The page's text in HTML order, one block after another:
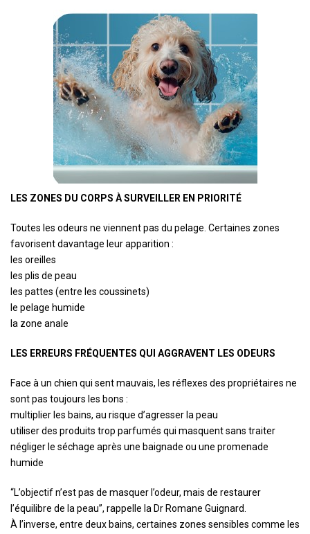
LES ZONES DU CORPS À SURVEILLER EN PRIORITÉ
Toutes les odeurs ne viennent pas du pelage. Certaines zones
favorisent davantage leur apparition :
les oreilles
les plis de peau
les pattes (entre les coussinets)
le pelage humide
la zone anale
LES ERREURS FRÉQUENTES QUI AGGRAVENT LES ODEURS
Face à un chien qui sent mauvais, les réflexes des propriétaires ne
sont pas toujours les bons :
multiplier les bains, au risque d’agresser la peau
utiliser des produits trop parfumés qui masquent sans traiter
négliger le séchage après une baignade ou une promenade
humide
“L’objectif n’est pas de masquer l’odeur, mais de restaurer
l’équilibre de la peau”, rappelle la Dr Romane Guignard.
À l’inverse, entre deux bains, certaines zones sensibles comme les